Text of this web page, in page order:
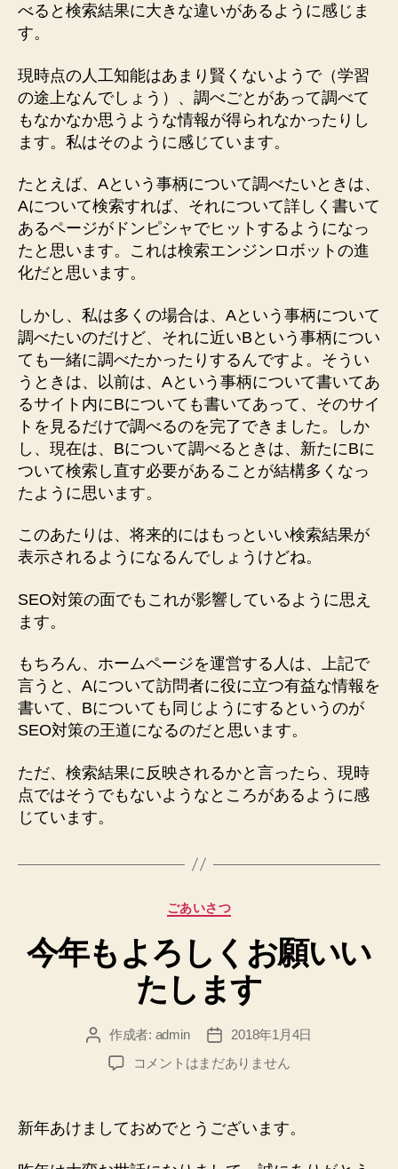
い
の
検
索
エ
ン
ン
ロ
ボ
ッ
へ
べると検索結果に大きな違いがあるように感じま
す。
現時点の人工知能はあまり賢くないようで（学習
の途上なんでしょう）、調べごとがあって調べて
もなかなか思うような情報が得られなかったりし
ます。私はそのように感じています。
たとえば、Aという事柄について調べたいときは、
Aについて検索すれば、それについて詳しく書いて
あるページがドンピシャでヒットするようになっ
たと思います。これは検索エンジンロボットの進
化だと思います。
しかし、私は多くの場合は、Aという事柄について
調べたいのだけど、それに近いBという事柄につい
ても一緒に調べたかったりするんですよ。そうい
うときは、以前は、Aという事柄について書いてあ
るサイト内にBについても書いてあって、そのサイ
トを見るだけで調べるのを完了できました。しか
し、現在は、Bについて調べるときは、新たにBに
ついて検索し直す必要があることが結構多くなっ
たように思います。
このあたりは、将来的にはもっといい検索結果が
表示されるようになるんでしょうけどね。
SEO対策の面でもこれが影響しているように思え
ます。
もちろん、ホームページを運営する人は、上記で
言うと、Aについて訪問者に役に立つ有益な情報を
書いて、Bについても同じようにするというのが
SEO対策の王道になるのだと思います。
ただ、検索結果に反映されるかと言ったら、現時
点ではそうでもないようなところがあるように感
じています。
カ
リ
ー
ごあいさつ
今年もよろしくお願いい
たします
投 作成者: admin
投
稿
2018年1月4日
今
よ
ろ
し
コメントはまだありません
新年あけましておめでとうございます。